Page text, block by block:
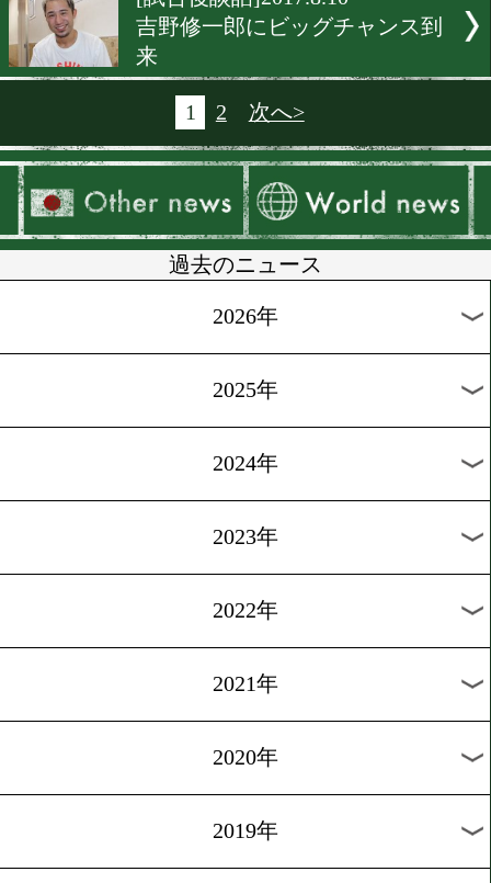
大阪で東洋太平洋女子アト
の激戦
[試合後談話]2017.8.11
大阪でバンタム級ベテラン
[試合後談話]2017.8.10
今話題のスーパーウェルタ
日本タイトル戦は無敗対決
[試合後会見]2017.8.10
王座決定戦
[試合後談話]2017.8.10
吉野修一郎にビッグチャン
来
1 2 次へ>
過去のニュース